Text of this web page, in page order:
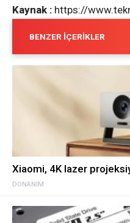
Kaynak : https://
BENZER İÇERIKLER
DONANIM
Xiaomi, 4K lazer